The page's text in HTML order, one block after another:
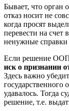
Бывает, что орган
отказ носит не
когда просят
перевести на счет
ненужные справки
Если решение ООП
иск о признании
Здесь важно
государственного
удавалось. Тогда
решение, т.е.